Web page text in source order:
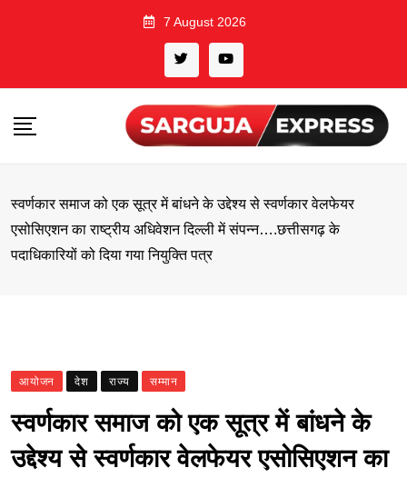
7 August 2026
स्वर्णकार समाज को एक सूत्र में बांधने के उद्देश्य से स्वर्णकार वेलफेयर
एसोसिएशन का राष्ट्रीय अधिवेशन दिल्ली में संपन्न….छत्तीसगढ़ के
पदाधिकारियों को दिया गया नियुक्ति पत्र
आयोजन देश राज्य सम्मान
स्वर्णकार समाज को एक सूत्र में बांधने के
उद्देश्य से स्वर्णकार वेलफेयर एसोसिएशन का